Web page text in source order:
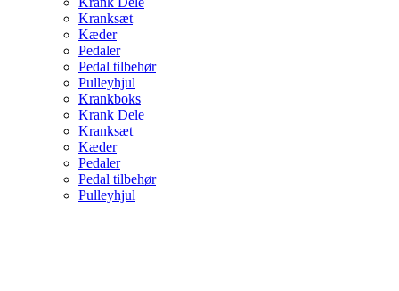
Kranksæt
Kæder
Pedaler
Pedal tilbehør
Pulleyhjul
Krankboks
Krank Dele
Kranksæt
Kæder
Pedaler
Pedal tilbehør
Pulleyhjul